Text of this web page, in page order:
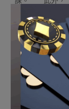
強化餐飲油煙
燒冒煙，各類
嚴禁使用燃煤
邢台市今日發
步伐。詳細包
荷、停產、增
化物排放量，
掃、沖刷、灑